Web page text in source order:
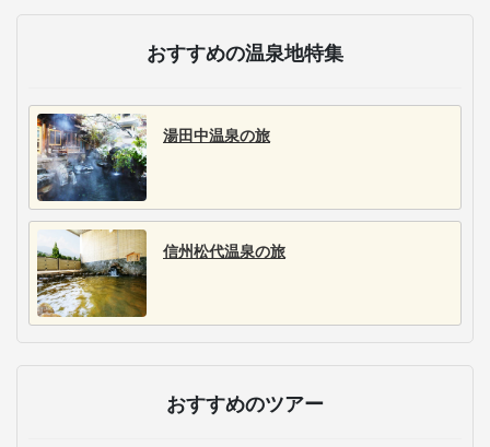
おすすめの温泉地特集
湯田中温泉の旅
信州松代温泉の旅
おすすめのツアー